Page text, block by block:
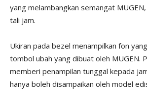
yang melambangkan semangat
tali jam.
Ukiran pada bezel menampilkan fon
tombol ubah yang dibuat oleh MUGEN.
memberi penampilan tunggal kepada
hanya boleh disampaikan oleh model